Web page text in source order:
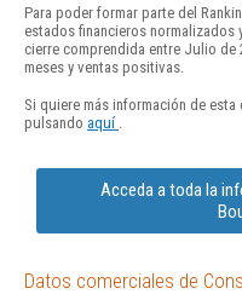
Para poder formar parte del
estados financieros normalizados
cierre comprendida entre Julio de
meses y ventas positivas.
Si quiere más información de esta
pulsando aquí
Acceda a toda la
Datos comerciales de